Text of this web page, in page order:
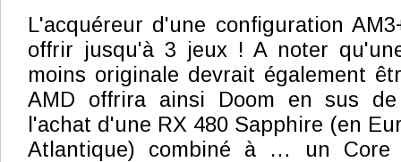
L'acquéreur d'une configuration
offrir jusqu'à 3 jeux ! A noter
moins originale devrait également
AMD offrira ainsi Doom en sus
l'achat d'une RX 480 Sapphire (en
Atlantique) combiné à … un Core